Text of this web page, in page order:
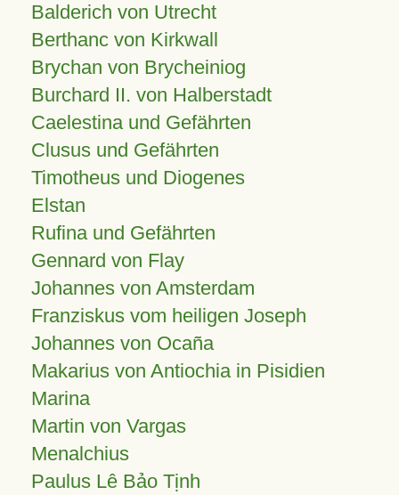
Balderich von Utrecht
Berthanc von Kirkwall
Brychan von Brycheiniog
Burchard II. von Halberstadt
Caelestina und Gefährten
Clusus und Gefährten
Timotheus und Diogenes
Elstan
Rufina und Gefährten
Gennard von Flay
Johannes von Amsterdam
Franziskus vom heiligen Joseph
Johannes von Ocaña
Makarius von Antiochia in Pisidien
Marina
Martin von Vargas
Menalchius
Paulus Lê Bảo Tịnh